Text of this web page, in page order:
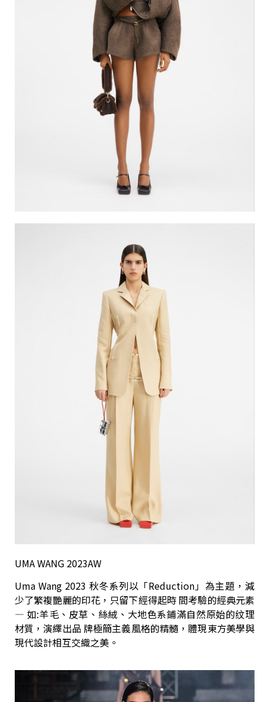
UMA WANG 2023AW
Uma Wang 2023 秋冬系列以「Reduction」為主題，減
少了繁複艷麗的印花，只留下經得起時 間考驗的經典元素
— 如:羊毛、皮草、絲絨、大地色系鋪滿自然原始的纹理
材質，演繹出品 牌極簡主義風格的精髓，體現東方美學與
現代設計相互交織之美。